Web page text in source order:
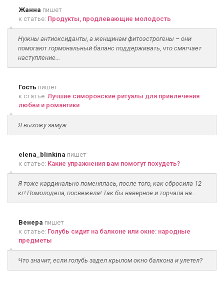
Жанна пишет
к статье: Продукты, продлевающие молодость
Нужны антиоксиданты, а женщинам фитоэстрогены – они
помогают гормональный баланс поддерживать, что смягчает
наступление...
Гость пишет
к статье: Лучшие симоронские ритуалы для привлечения
любви и романтики
Я выхожу замуж
elena_blinkina пишет
к статье: Какие упражнения вам помогут похудеть?
Я тоже кардинально поменялась, после того, как сбросила 12
кг! Помолодела, посвежела! Так бы наверное и торчала на...
Венера пишет
к статье: Голубь сидит на балконе или окне: народные
предметы
Что значит, если голубь задел крылом окно балкона и улетел?